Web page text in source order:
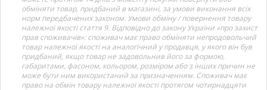
обміняти товар, придбаний в магазині, за умови виконання всіх
норм передбачених законом. Умови обміну / повернення товару
належної якості стаття 9. Відповідно до закону України «про захист
прав споживачів»: споживач має право обміняти непродовольчий
товар належної якості на аналогічний у продавця, у якого він був
придбаний, якщо товар не задовольнив його за формою,
габаритами, фасоном, кольором, розміром або з інших причин не
може бути ним використаний за призначенням. Споживач має
право на обмін товару належної якості протягом чотирнадцяти